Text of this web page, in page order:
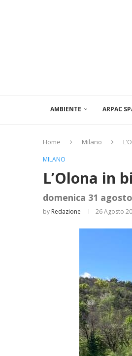
AMBIENTE ARPAC
Home Milano
MILANO
L’Olona in
domenica 31
by Redazione 26 Agosto